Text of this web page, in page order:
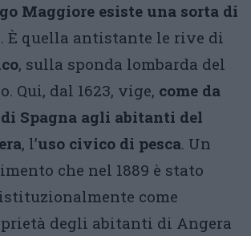
Maggiore esiste una sorta di
. È quella antistante le rive di
, sulla sponda lombarda del
Qui, dal 1623, vige, come da
Spagna agli abitanti del
, l’uso civico di pesca. Un
che nel 1889 è stato
come
degli abitanti di Angera